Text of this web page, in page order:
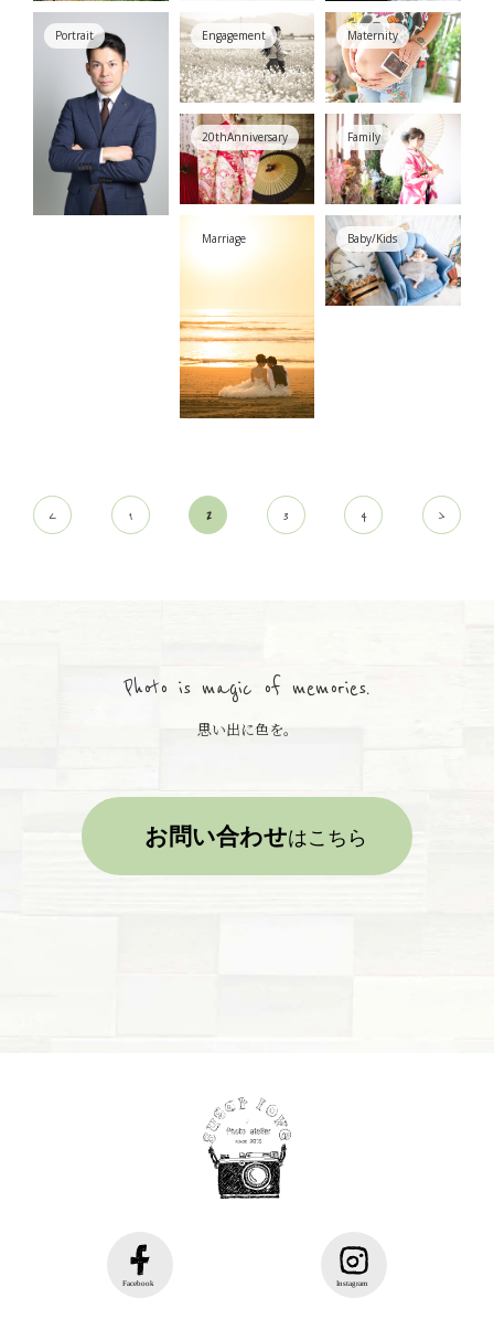
Portrait Engagement Maternity
20thAnniversary Family
Marriage Baby/Kids
< 1 2 3 4 >
Photo is magic of memories.
思い出に色を。
お問い合わせはこちら